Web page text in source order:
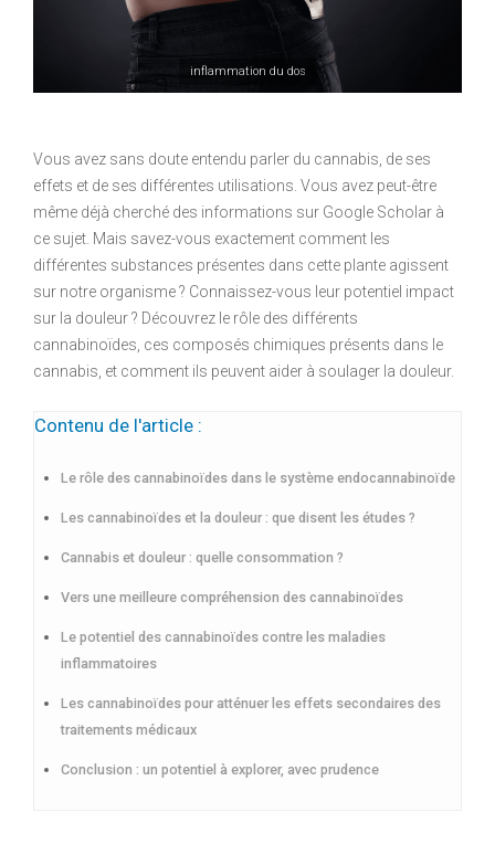
inflammation du dos
Vous avez sans doute entendu parler du cannabis, de ses
effets et de ses différentes utilisations. Vous avez peut-être
même déjà cherché des informations sur Google Scholar à
ce sujet. Mais savez-vous exactement comment les
différentes substances présentes dans cette plante agissent
sur notre organisme ? Connaissez-vous leur potentiel impact
sur la douleur ? Découvrez le rôle des différents
cannabinoïdes, ces composés chimiques présents dans le
cannabis, et comment ils peuvent aider à soulager la douleur.
Contenu de l'article :
Le rôle des cannabinoïdes dans le système endocannabinoïde
Les cannabinoïdes et la douleur : que disent les études ?
Cannabis et douleur : quelle consommation ?
Vers une meilleure compréhension des cannabinoïdes
Le potentiel des cannabinoïdes contre les maladies
inflammatoires
Les cannabinoïdes pour atténuer les effets secondaires des
traitements médicaux
Conclusion : un potentiel à explorer, avec prudence